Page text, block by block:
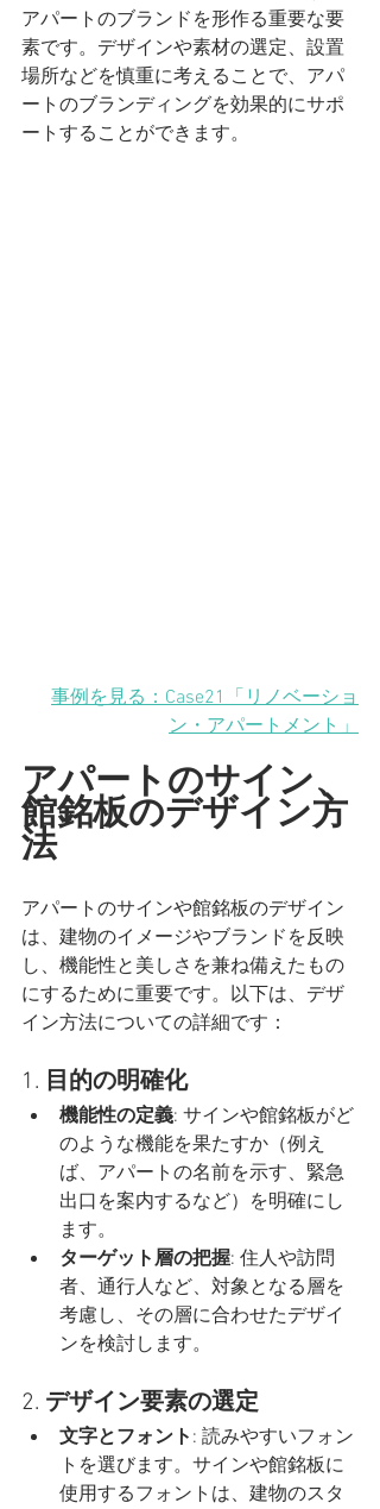
アパートのブランドを形作る重要な要
素です。デザインや素材の選定、設置
場所などを慎重に考えることで、アパ
ートのブランディングを効果的にサポ
ートすることができます。
事例を見る：Case21「リノベーショ
ン・アパートメント」
アパートのサイン、
館銘板のデザイン方
法
アパートのサインや館銘板のデザイン
は、建物のイメージやブランドを反映
し、機能性と美しさを兼ね備えたもの
にするために重要です。以下は、デザ
イン方法についての詳細です：
1. 目的の明確化
機能性の定義: サインや館銘板がど
のような機能を果たすか（例え
ば、アパートの名前を示す、緊急
出口を案内するなど）を明確にし
ます。
ターゲット層の把握: 住人や訪問
者、通行人など、対象となる層を
考慮し、その層に合わせたデザイ
ンを検討します。
2. デザイン要素の選定
文字とフォント : 読みやすいフォン
トを選びます。サインや館銘板に
使用するフォントは、建物のスタ